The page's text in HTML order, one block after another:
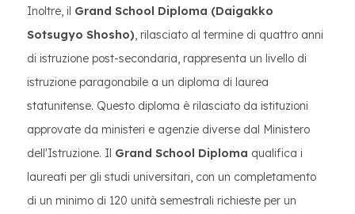
Inoltre, il Grand School Diploma (Daigakko
Sotsugyo Shosho), rilasciato al termine di quattro anni
di istruzione post-secondaria, rappresenta un livello di
istruzione paragonabile a un diploma di laurea
statunitense. Questo diploma è rilasciato da istituzioni
approvate da ministeri e agenzie diverse dal Ministero
dell'Istruzione. Il Grand School Diploma qualifica i
laureati per gli studi universitari, con un completamento
di un minimo di 120 unità semestrali richieste per un